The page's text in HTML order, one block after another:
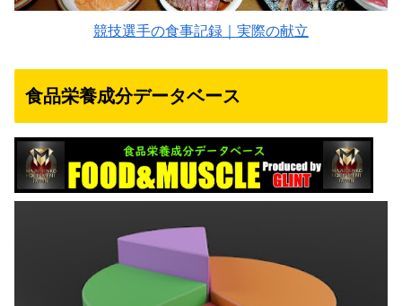
競技選手の食事記録｜実際の献立
食品栄養成分データベース